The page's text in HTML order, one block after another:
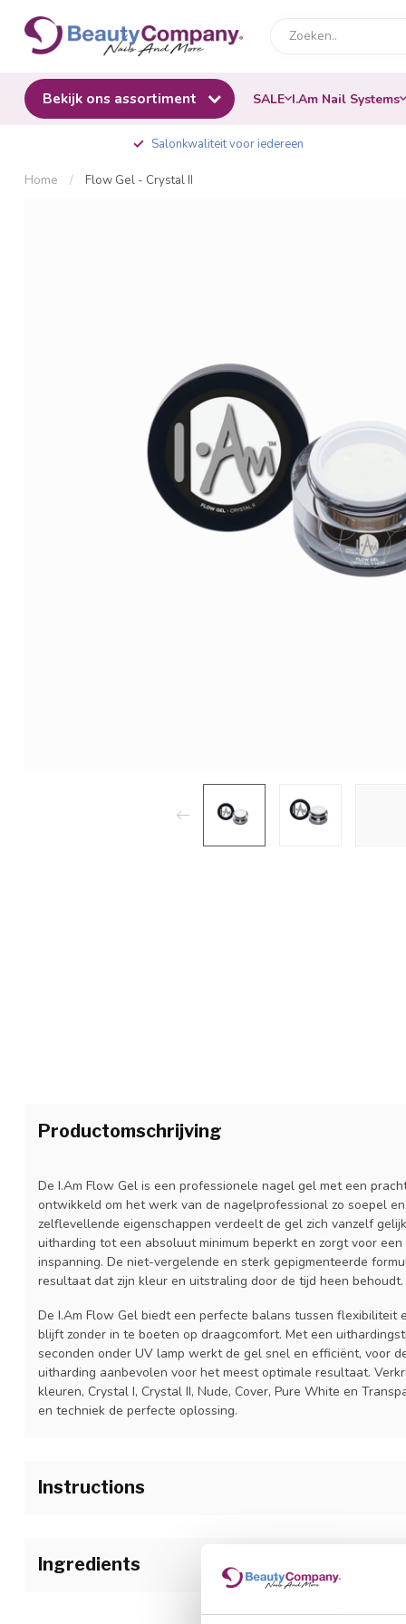
Bekijk ons assortiment SALE I.Am Nail Systems
Salonkwaliteit voor iedereen
Home / Flow Gel - Crystal II
Productomschrijving
De I.Am Flow Gel is een professionele nagel gel met een
ontwikkeld om het werk van de nagelprofessional zo soepel
zelflevellende eigenschappen verdeelt de gel zich vanzelf
uitharding tot een absoluut minimum beperkt en zorgt voor
inspanning. De niet-vergelende en sterk gepigmenteerde
resultaat dat zijn kleur en uitstraling door de tijd heen behoudt.
De I.Am Flow Gel biedt een perfecte balans tussen flexibiliteit
blijft zonder in te boeten op draagcomfort. Met een
seconden onder UV lamp werkt de gel snel en efficiënt, voor
uitharding aanbevolen voor het meest optimale resultaat.
kleuren, Crystal I, Crystal II, Nude, Cover, Pure White en
en techniek de perfecte oplossing.
Instructions
2.Breng een dun laagje I.Am Air Dry Bonder aan.
3.Breng met een I.Am Gel Sculpting Brush een dunne laag
Ingredients